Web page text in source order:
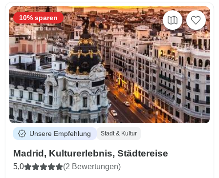
Unsere Empfehlung Stadt & Kultur
Madrid, Kulturerlebnis, Städtereise
5,0 (2 Bewertungen)
10% sparen